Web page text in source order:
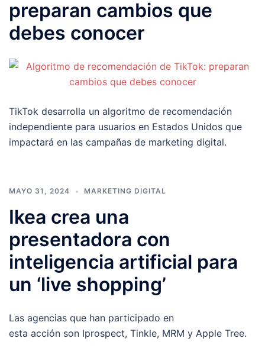
preparan cambios que
debes conocer
TikTok desarrolla un algoritmo de recomendación
independiente para usuarios en Estados Unidos que
impactará en las campañas de marketing digital.
MAYO 31, 2024 MARKETING DIGITAL
Ikea crea una
presentadora con
inteligencia artificial para
un ‘live shopping’
Las agencias que han participado en
esta acción son Iprospect, Tinkle, MRM y Apple Tree.